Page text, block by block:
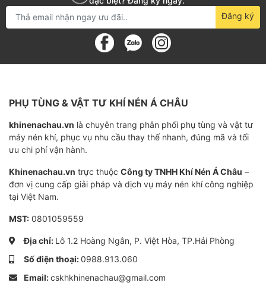
và Atlas Copco, nhằm đáp ứng đầy đủ mọi nhu cầu từ
các hệ thống nén khí công suất lớn đến nhỏ. Sự đa dạng
này giúp chúng tôi cung cấp các giải pháp linh hoạt,
độ bền cao, góp phần vào sự vận hành ổn định, hiệu
quả và tiết kiệm cho các doanh nghiệp.
Lọc đường ống là gì, chức năng
Lọc đường ống (lọc khí nén) có chức năng lọc bụi, tách
dầu và các hạt rắn có trong khí nén. Lọc này giúp bảo
vệ các thiết bị trong hệ thống, đảm bảo khí nén sạch.
Tùy vào cách gọi của mỗi nhà sản xuất, mục đích sử
dụng và loại tạp chất cần lọc, các bộ lọc này sẽ có các
tên gọi khác nhau như particulate filter, coalescing filter
Đăng ký
PHỤ TÙNG & VẬT TƯ KHÍ NÉN Á CHÂU
khinenachau.vn là chuyên trang phân phối phụ tùng và vật tư
máy nén khí, phục vụ nhu cầu thay thế nhanh, đúng mã và tối
ưu chi phí vận hành.
Khinenachau.vn trực thuộc Công ty TNHH Khí Nén Á Châu –
đơn vị cung cấp giải pháp và dịch vụ máy nén khí công nghiệp
tại Việt Nam.
MST: 0801059559
Địa chỉ: Lô 1.2 Hoàng Ngân, P. Việt Hòa, TP.Hải Phòng
Số điện thoại:0988.913.060
Email:cskhkhinenachau@gmail.com